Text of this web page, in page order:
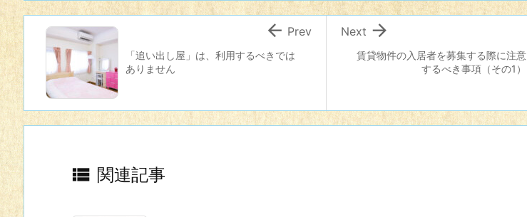
賃貸物件の入居者を募集する際に注意
するべき事項（その1）

Next
「追い出し屋」は、利用するべきでは
ありません
 Prev
 関連記事